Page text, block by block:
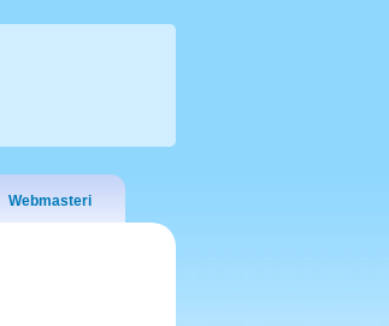
Webmasteri